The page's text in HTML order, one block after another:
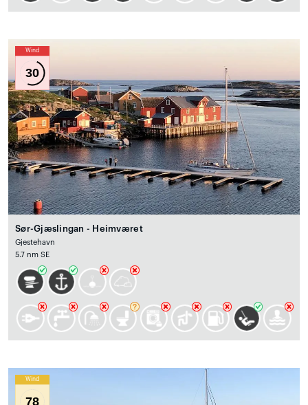
Wind
30
Sør-Gjæslingan - Heimværet
Gjestehavn
5.7 nm SE
Wind
78